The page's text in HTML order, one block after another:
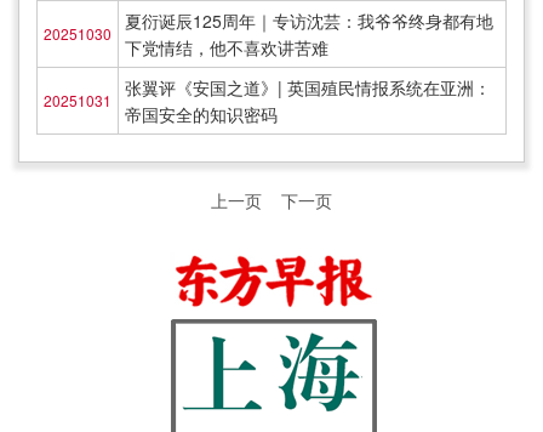
20251030
夏衍诞辰125周年｜专访沈芸：我爷爷终身都有地
下党情结，他不喜欢讲苦难
20251031
张翼评《安国之道》| 英国殖民情报系统在亚洲：
帝国安全的知识密码
上一页 下一页